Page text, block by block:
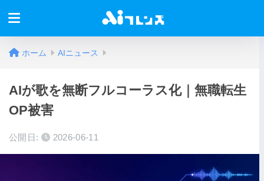
ホーム AIニュース
AIが歌を無断フルコーラス化｜無職転生
OP被害
公開日: 2026-06-11